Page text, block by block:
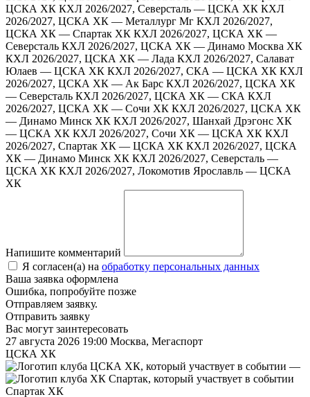
ЦСКА ХК КХЛ 2026/2027, Северсталь — ЦСКА ХК КХЛ
2026/2027, ЦСКА ХК — Металлург Мг КХЛ 2026/2027,
ЦСКА ХК — Спартак ХК КХЛ 2026/2027, ЦСКА ХК —
Северсталь КХЛ 2026/2027, ЦСКА ХК — Динамо Москва ХК
КХЛ 2026/2027, ЦСКА ХК — Лада КХЛ 2026/2027, Салават
Юлаев — ЦСКА ХК КХЛ 2026/2027, СКА — ЦСКА ХК КХЛ
2026/2027, ЦСКА ХК — Ак Барс КХЛ 2026/2027, ЦСКА ХК
— Северсталь КХЛ 2026/2027, ЦСКА ХК — СКА КХЛ
2026/2027, ЦСКА ХК — Сочи ХК КХЛ 2026/2027, ЦСКА ХК
— Динамо Минск ХК КХЛ 2026/2027, Шанхай Дрэгонс ХК
— ЦСКА ХК КХЛ 2026/2027, Сочи ХК — ЦСКА ХК КХЛ
2026/2027, Спартак ХК — ЦСКА ХК КХЛ 2026/2027, ЦСКА
ХК — Динамо Минск ХК КХЛ 2026/2027, Северсталь —
ЦСКА ХК КХЛ 2026/2027, Локомотив Ярославль — ЦСКА
ХК
Напишите комментарий
Я согласен(а) на обработку персональных данных
Ваша заявка оформлена
Ошибка, попробуйте позже
Отправляем заявку.
Отправить заявку
Вас могут заинтересовать
27 августа 2026 19:00 Москва, Мегаспорт
ЦСКА ХК
—
Спартак ХК